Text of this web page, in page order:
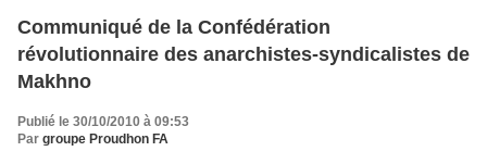
Communiqué de la Confédération
révolutionnaire des anarchistes-syndicalistes de
Makhno
Publié le 30/10/2010 à 09:53
Par groupe Proudhon FA